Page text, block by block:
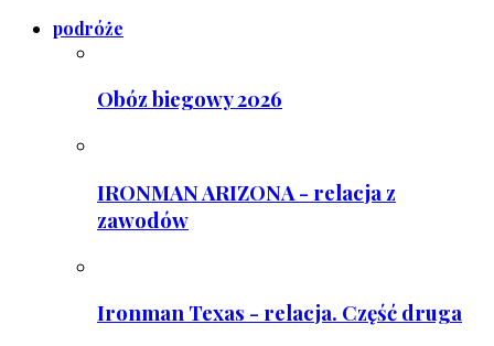
podróże
Obóz biegowy 2026
IRONMAN ARIZONA - relacja z
zawodów
Ironman Texas - relacja. Część druga